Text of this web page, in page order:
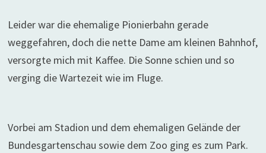
Leider war die ehemalige Pionierbahn gerade
weggefahren, doch die nette Dame am kleinen Bahnhof,
versorgte mich mit Kaffee. Die Sonne schien und so
verging die Wartezeit wie im Fluge.
Vorbei am Stadion und dem ehemaligen Gelände der
Bundesgartenschau sowie dem Zoo ging es zum Park.